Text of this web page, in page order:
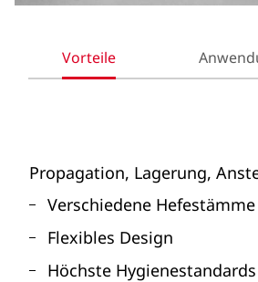
Vorteile
Propagation, Lagerung,
Verschiedene Hefestämme
Flexibles Design
Höchste Hygienestandards